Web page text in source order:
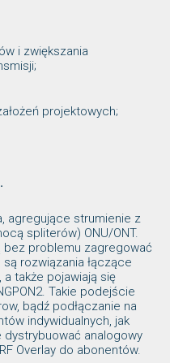
i zwiększania
projektowych;
agregujące strumienie z
spliterów) ONU/ONT.
bez problemu zagregować
rozwiązania łączące
a także pojawiają się
Takie podejście
bądź podłączanie na
indywidualnych, jak
dystrybuować analogowy
Overlay do abonentów.